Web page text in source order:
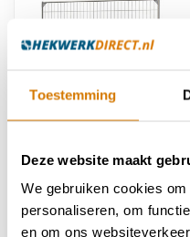
Toestemming
Deze website maakt
We gebruiken cookies
personaliseren, om
en om ons
stuk)
€46,95